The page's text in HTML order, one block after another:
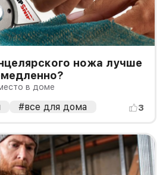
ножа лучше
в доме
#все для дома 3